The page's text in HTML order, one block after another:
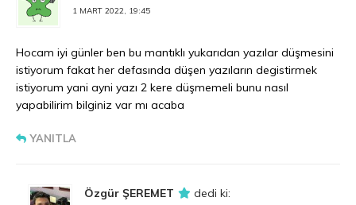
1 MART 2022, 19:45
Hocam iyi günler ben bu mantıklı yukarıdan yazılar düşmesini
istiyorum fakat her defasında düşen yazıların degistirmek
istiyorum yani ayni yazı 2 kere düşmemeli bunu nasıl
yapabilirim bilginiz var mı acaba
YANITLA
Özgür ŞEREMET dedi ki: